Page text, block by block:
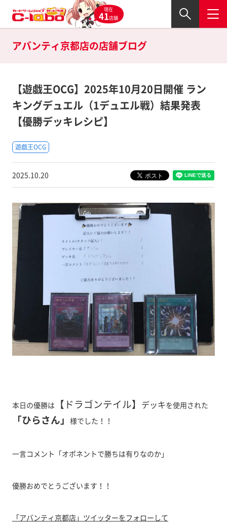
現在
41店舗
アバンティ京都店の店舗ブログ
【遊戯王OCG】2025年10月20日開催 ラン
キングデュエル（1デュエル戦）結果発表
【優勝デッキレシピ】
遊戯王OCG
2025.10.20
本日の優勝は 【ドラゴンテイル】 デッキを使用された
「ひらさん」 様でした！！
一言コメント「オポネントで勝ちは有りなのか」
優勝おめでとうございます！！
「アバンティ京都店」ツイッターをフォローして